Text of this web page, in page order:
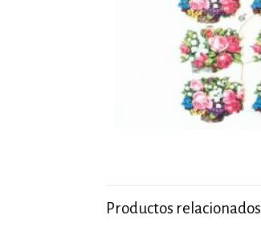
Productos relacionados